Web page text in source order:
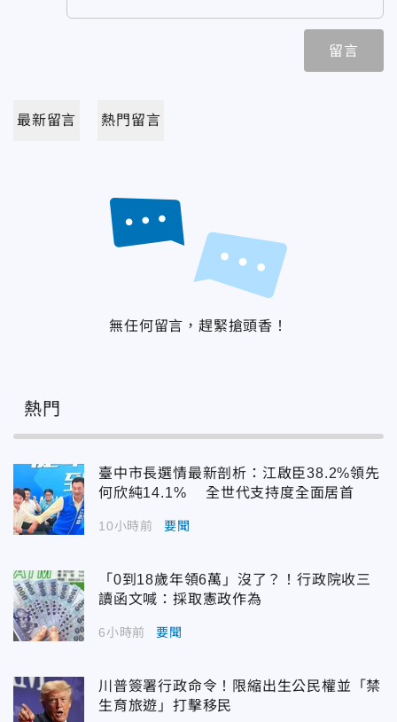
留言
最新留言 熱門留言
無任何留言，趕緊搶頭香！
熱門
臺中市長選情最新剖析：江啟臣38.2%領先
何欣純14.1% 全世代支持度全面居首
10小時前 要聞
「0到18歲年領6萬」沒了？！行政院收三
讀函文喊：採取憲政作為
6小時前 要聞
川普簽署行政命令！限縮出生公民權並「禁
生育旅遊」打擊移民